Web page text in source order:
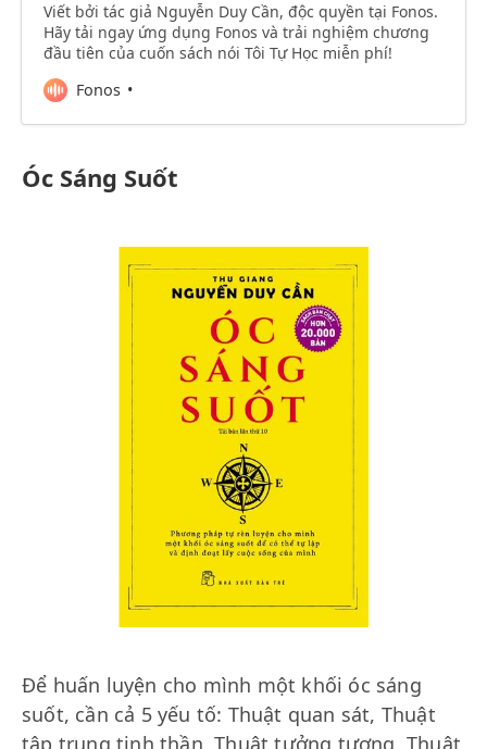
Viết bởi tác giả Nguyễn Duy Cần, độc quyền tại Fonos.
Hãy tải ngay ứng dụng Fonos và trải nghiệm chương
đầu tiên của cuốn sách nói Tôi Tự Học miễn phí!
Fonos
Óc Sáng Suốt
Để huấn luyện cho mình một khối óc sáng
suốt, cần cả 5 yếu tố: Thuật quan sát, Thuật
tập trung tinh thần, Thuật tưởng tượng, Thuật